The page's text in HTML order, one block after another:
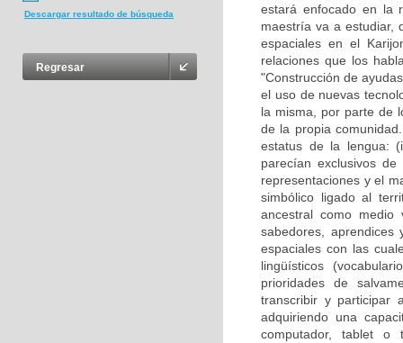
Descargar resultado de búsqueda
Regresar
estará enfocado en la
maestría va a estudiar,
espaciales en el
relaciones que los
"Construcción de
el uso de nuevas
la misma, por parte de
de la propia
estatus de la lengua:
parecían exclusivos
representaciones y el
simbólico ligado al
ancestral como
sabedores,
espaciales con las
lingüísticos
prioridades de
transcribir y participar
adquiriendo una
computador, tablet